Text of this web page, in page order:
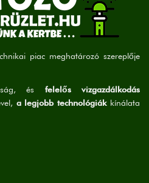
piac meghatározó szereplője
és felelős vizgazdálkodás
a legjobb technológiákkínálata